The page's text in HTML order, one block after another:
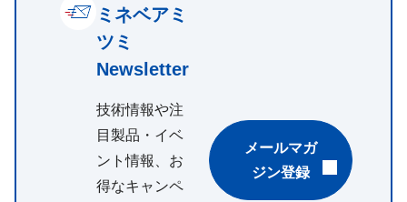
ミネベアミ
ツミ
Newsletter
技術情報や注
目製品・イベ
ント情報、お
得なキャンペ
メールマガ
ジン登録